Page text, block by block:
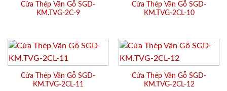
Cửa Thép Vân Gỗ SGD-
KM.TVG-2C-9
Cửa Thép Vân Gỗ SGD-
KM.TVG-2CL-10
Cửa Thép Vân Gỗ SGD-
KM.TVG-2CL-11
Cửa Thép Vân Gỗ SGD-
KM.TVG-2CL-12